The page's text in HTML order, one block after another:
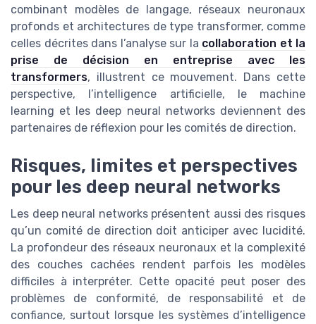
combinant modèles de langage, réseaux neuronaux
profonds et architectures de type transformer, comme
celles décrites dans l’analyse sur la collaboration et la
prise de décision en entreprise avec les
transformers, illustrent ce mouvement. Dans cette
perspective, l’intelligence artificielle, le machine
learning et les deep neural networks deviennent des
partenaires de réflexion pour les comités de direction.
Risques, limites et perspectives
pour les deep neural networks
Les deep neural networks présentent aussi des risques
qu’un comité de direction doit anticiper avec lucidité.
La profondeur des réseaux neuronaux et la complexité
des couches cachées rendent parfois les modèles
difficiles à interpréter. Cette opacité peut poser des
problèmes de conformité, de responsabilité et de
confiance, surtout lorsque les systèmes d’intelligence